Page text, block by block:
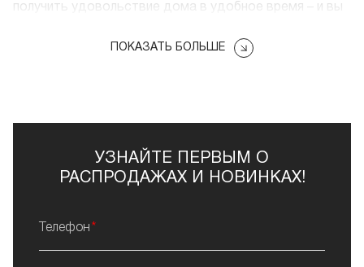
получить удовольствие дома в удобное время – и вы
совершенствуется уже более 5 лет.
угадывает, а понимает потребности и предпочтения.
Он позволяет познакомиться с актуальными
новинками, обилием брендов и соответствующими
понимания: «Что мне нужно?», воспользуйтесь
ПОКАЗАТЬ БОЛЬШЕ
УЗНАЙТЕ ПЕРВЫМ О
РАСПРОДАЖАХ И НОВИНКАХ!
Телефон